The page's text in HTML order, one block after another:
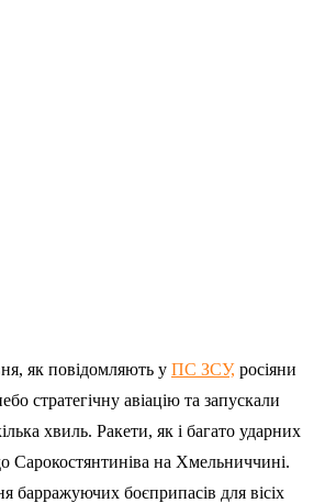
як повідомляють у ПС ЗСУ, росіяни
стратегічну авіацію та запускали
хвиль. Ракети, як і багато ударних
на Хмельниччині.
барражуючих боєприпасів для вісіх